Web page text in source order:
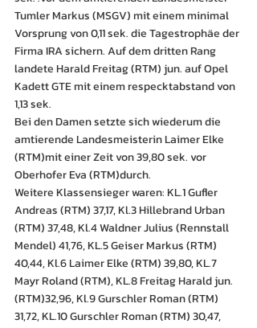
Tumler Markus (MSGV) mit einem minimal
Vorsprung von 0,11 sek. die Tagestrophäe der
Firma IRA sichern. Auf dem dritten Rang
landete Harald Freitag (RTM) jun. auf Opel
Kadett GTE mit einem respecktabstand von
1,13 sek.
Bei den Damen setzte sich wiederum die
amtierende Landesmeisterin Laimer Elke
(RTM)mit einer Zeit von 39,80 sek. vor
Oberhofer Eva (RTM)durch.
Weitere Klassensieger waren: KL.1 Gufler
Andreas (RTM) 37,17, Kl.3 Hillebrand Urban
(RTM) 37,48, Kl.4 Waldner Julius (Rennstall
Mendel) 41,76, KL.5 Geiser Markus (RTM)
40,44, Kl.6 Laimer Elke (RTM) 39,80, KL.7
Mayr Roland (RTM), KL.8 Freitag Harald jun.
(RTM)32,96, Kl.9 Gurschler Roman (RTM)
31,72, KL.10 Gurschler Roman (RTM) 30,47,